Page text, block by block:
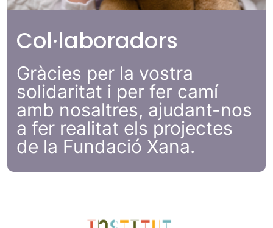
Col·laboradors
Gràcies per la vostra
solidaritat i per fer camí
amb nosaltres, ajudant-nos
a fer realitat els projectes
de la Fundació Xana.